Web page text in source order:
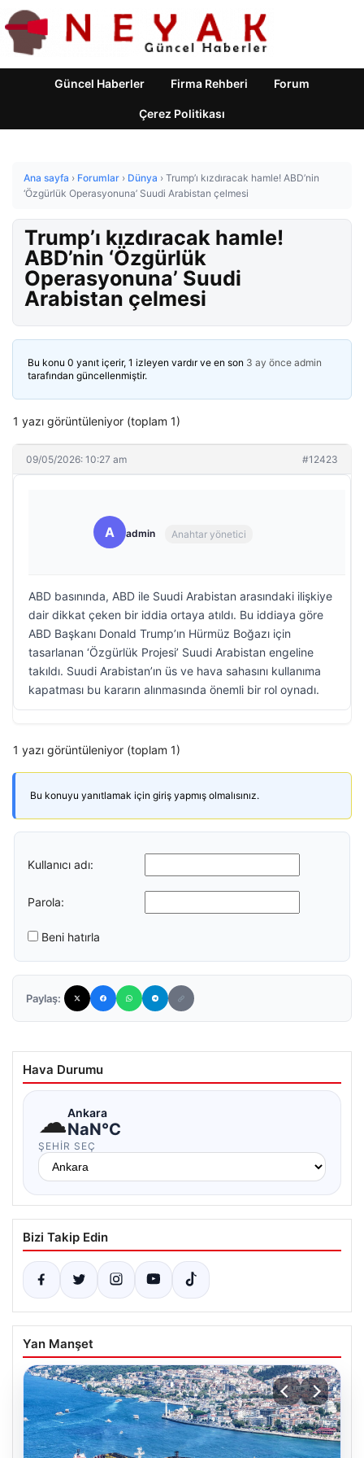
Güncel Haberler Firma Rehberi Forum
Çerez Politikası
Ana sayfa › Forumlar › Dünya › Trump’ı kızdıracak hamle! ABD’nin
‘Özgürlük Operasyonuna’ Suudi Arabistan çelmesi
Trump’ı kızdıracak hamle!
ABD’nin ‘Özgürlük
Operasyonuna’ Suudi
Arabistan çelmesi
Bu konu 0 yanıt içerir, 1 izleyen vardır ve en son 3 ay önce admin
tarafından güncellenmiştir.
1 yazı görüntüleniyor (toplam 1)
09/05/2026: 10:27 am #12423
A admin Anahtar yönetici
ABD basınında, ABD ile Suudi Arabistan arasındaki ilişkiye
dair dikkat çeken bir iddia ortaya atıldı. Bu iddiaya göre
ABD Başkanı Donald Trump’ın Hürmüz Boğazı için
tasarlanan ‘Özgürlük Projesi’ Suudi Arabistan engeline
takıldı. Suudi Arabistan’ın üs ve hava sahasını kullanıma
kapatması bu kararın alınmasında önemli bir rol oynadı.
1 yazı görüntüleniyor (toplam 1)
Bu konuyu yanıtlamak için giriş yapmış olmalısınız.
Kullanıcı adı:
Parola:
Beni hatırla
Paylaş:
Hava Durumu
☁Ankara
NaN°C
ŞEHIR SEÇ
Bizi Takip Edin
Yan Manşet